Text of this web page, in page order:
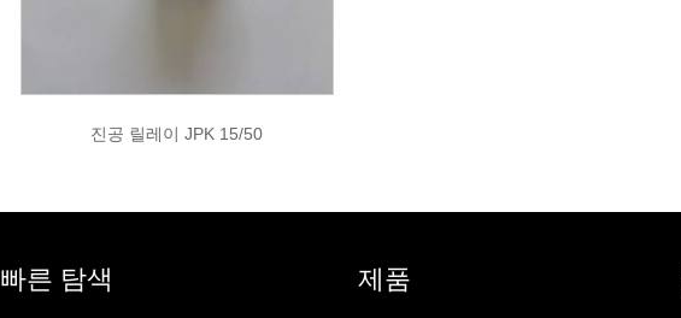
진공 릴레이 JPK 15/50
빠른 탐색 제품